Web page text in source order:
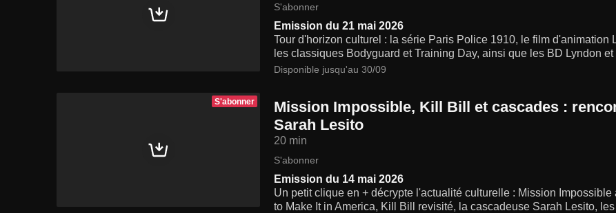
S'abonner
Emission du 21 mai 2026
Tour d'horizon culturel : la série Paris Police 1910, le film d'animation
les classiques Bodyguard et Training Day, ainsi que les BD Lyndon
Disponible jusqu'au 30/09
S'abonner
Mission Impossible, Kill Bill et cascades :
Sarah Lesito
20 min
S'abonner
Emission du 14 mai 2026
Un petit clique en + décrypte l'actualité culturelle : Mission
to Make It in America, Kill Bill revisité, la cascadeuse Sarah Lesito,